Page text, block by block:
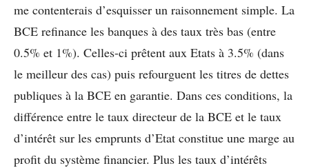
me contenterais d’esquisser un raisonnement simple. La
BCE refinance les banques à des taux très bas (entre
0.5% et 1%). Celles-ci prêtent aux Etats à 3.5% (dans
le meilleur des cas) puis refourguent les titres de dettes
publiques à la BCE en garantie. Dans ces conditions, la
différence entre le taux directeur de la BCE et le taux
d’intérêt sur les emprunts d’Etat constitue une marge au
profit du système financier. Plus les taux d’intérêts